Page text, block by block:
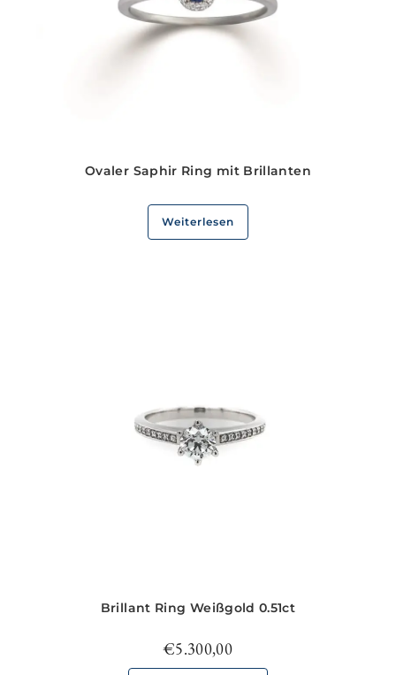
Ovaler Saphir Ring mit Brillanten
Weiterlesen
Brillant Ring Weißgold 0.51ct
€5.300,00